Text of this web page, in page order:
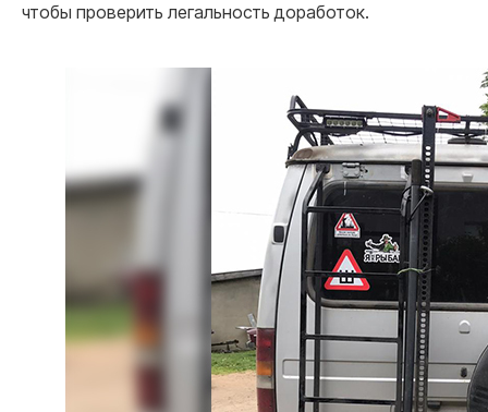
чтобы проверить легальность доработок.
Нашипреимущества
01
Почему мы